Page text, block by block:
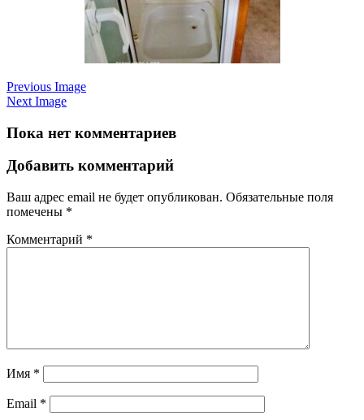
Previous Image
Next Image
Пока нет комментариев
Добавить комментарий
Ваш адрес email не будет опубликован. Обязательные поля
помечены *
Комментарий *
Имя *
Email *